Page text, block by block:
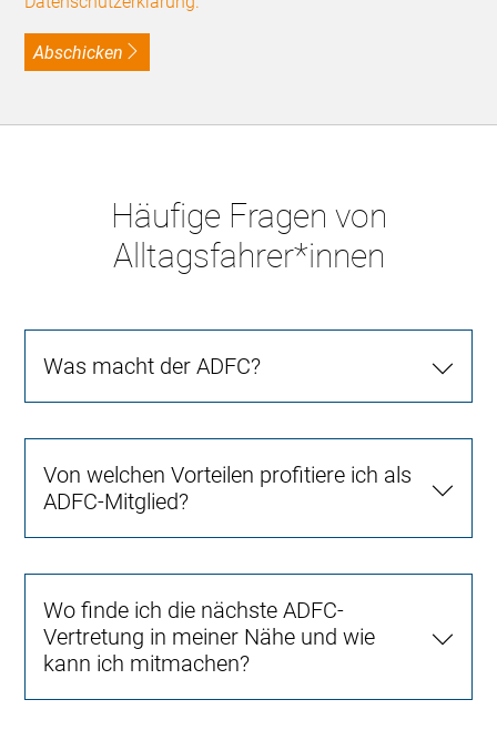
Abschicken
Häufige Fragen von
Alltagsfahrer*innen
Was macht der ADFC?
Von welchen Vorteilen profitiere ich als
ADFC-Mitglied?
Wo finde ich die nächste ADFC-
Vertretung in meiner Nähe und wie
kann ich mitmachen?